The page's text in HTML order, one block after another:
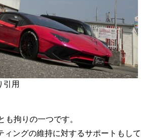
引用
も拘りの一つです。
ィングの維持に対するサポートもし